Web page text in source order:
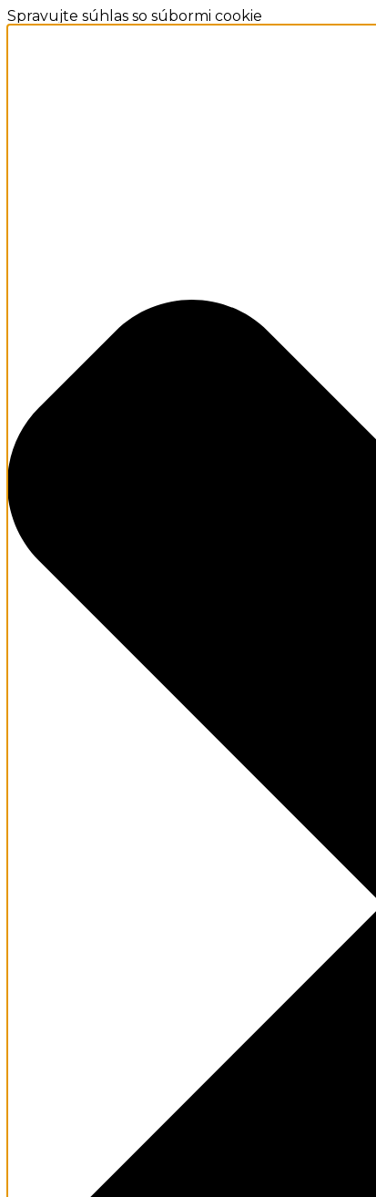
Spravujte súhlas so súbormi cookie